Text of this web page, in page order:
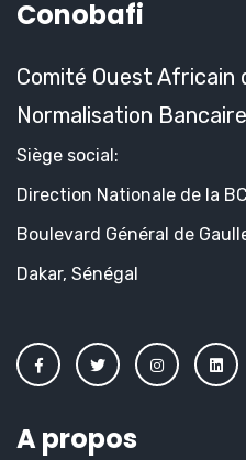
Conobafi
Comité Ouest Africain
Normalisation
Siège social:
Direction Nationale de la
Boulevard Général de
Dakar, Sénégal
A propos